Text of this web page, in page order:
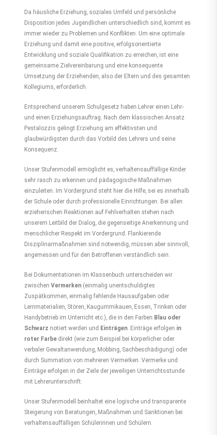
Da häusliche Erziehung, soziales Umfeld und persönliche
Disposition jedes Jugendlichen unterschiedlich sind, kommt es
immer wieder zu Problemen und Konflikten. Um eine optimale
Erziehung und damit eine positive, erfolgsorientierte
Entwicklung und soziale Qualifikation zu erreichen, ist eine
gemeinsame Zielvereinbarung und eine konsequente
Umsetzung der Erziehenden, also der Eltern und des gesamten
Kollegiums, erforderlich.
Entsprechend unserem Schulgesetz haben Lehrer einen Lehr-
und einen Erziehungsauftrag. Nach dem klassischen Ansatz
Pestalozzis gelingt Erziehung am effektivsten und
glaubwürdigsten durch das Vorbild des Lehrers und seine
Konsequenz.
Unser Stufenmodell ermöglicht es, verhaltensauffällige Kinder
sehr rasch zu erkennen und pädagogische Maßnahmen
einzuleiten. Im Vordergrund steht hier die Hilfe, sei es innerhalb
der Schule oder durch professionelle Einrichtungen. Bei allen
erzieherischen Reaktionen auf Fehlverhalten stehen nach
unserem Leitbild der Dialog, die gegenseitige Anerkennung und
menschlicher Respekt im Vordergrund. Flankierende
Disziplinarmaßnahmen sind notwendig, müssen aber sinnvoll,
angemessen und für den Betroffenen verständlich sein.
Bei Dokumentationen im Klassenbuch unterscheiden wir
zwischen Vermerken (einmalig unentschuldigtes
Zuspätkommen, einmalig fehlende Hausaufgaben oder
Lernmaterialien, Stören, Kaugummikauen, Essen, Trinken oder
Handybetrieb im Unterricht etc.), die in den Farben Blau oder
Schwarz notiert werden und Einträgen . Einträge erfolgen in
roter Farbe direkt (wie zum Beispiel bei körperlicher oder
verbaler Gewaltanwendung, Mobbing, Sachbeschädigung) oder
durch Summation von mehreren Vermerken. Vermerke und
Einträge erfolgen in der Zeile der jeweiligen Unterrichtsstunde
mit Lehrerunterschrift.
Unser Stufenmodell beinhaltet eine logische und transparente
Steigerung von Beratungen, Maßnahmen und Sanktionen bei
verhaltensauffälligen Schülerinnen und Schülern.